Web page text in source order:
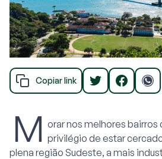
Copiar link
M orar nos melhores bairros
privilégio de estar
plena região Sudeste, a mais